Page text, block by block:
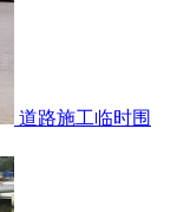
道路施工临时围